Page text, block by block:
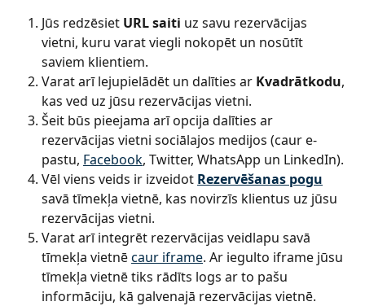
Jūs redzēsiet URL saiti uz savu rezervācijas
vietni, kuru varat viegli nokopēt un nosūtīt
saviem klientiem.
Varat arī lejupielādēt un dalīties ar Kvadrātkodu,
kas ved uz jūsu rezervācijas vietni.
Šeit būs pieejama arī opcija dalīties ar
rezervācijas vietni sociālajos medijos (caur e-
pastu, Facebook, Twitter, WhatsApp un LinkedIn).
Vēl viens veids ir izveidot Rezervēšanas pogu
savā tīmekļa vietnē, kas novirzīs klientus uz jūsu
rezervācijas vietni.
Varat arī integrēt rezervācijas veidlapu savā
tīmekļa vietnē caur iframe. Ar iegulto iframe jūsu
tīmekļa vietnē tiks rādīts logs ar to pašu
informāciju, kā galvenajā rezervācijas vietnē.